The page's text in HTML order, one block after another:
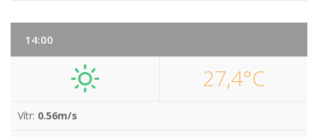
14:00
27,4°C
Vítr: 0.56m/s